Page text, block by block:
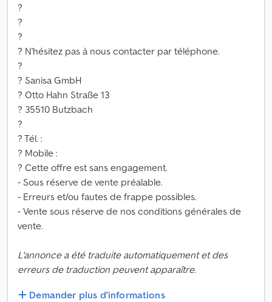
?
?
?
? N'hésitez pas à nous contacter par téléphone.
?
? Sanisa GmbH
? Otto Hahn Straße 13
? 35510 Butzbach
?
? Tél. :
? Mobile :
? Cette offre est sans engagement.
- Sous réserve de vente préalable.
- Erreurs et/ou fautes de frappe possibles.
- Vente sous réserve de nos conditions générales de
vente.
L'annonce a été traduite automatiquement et des
erreurs de traduction peuvent apparaître.
Demander plus d'informations